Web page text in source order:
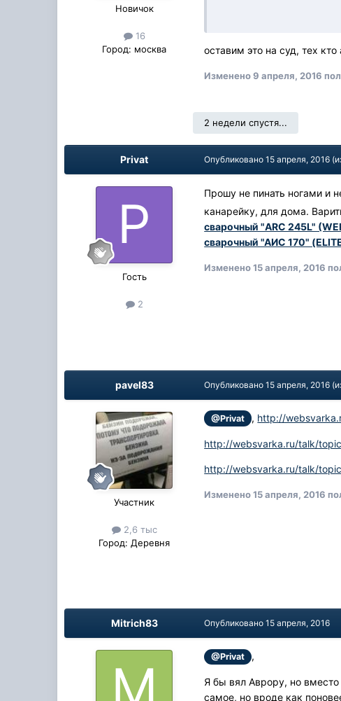
Новичок
16
Город: москва оставим это на суд, тех
Изменено9 апреля, 2016
2 недели спустя...
Privat
Гость
2
Опубликовано15 апреля, 2016
Прошу не пинать ногами и
канарейку, для дома.
сварочный "ARC 245L"
сварочный "АИС 170"
Изменено15 апреля, 2016
pavel83
Участник
2,6 тыс
Город: Деревня
Опубликовано15 апреля, 2016
@Privat , http://
http://websvarka.ru/talk/
http://websvarka.ru/talk/
Изменено15 апреля, 2016
Mitrich83 Опубликовано15 апреля, 2016
@Privat ,
Я бы вял Аврору, но
самое, но вроде как